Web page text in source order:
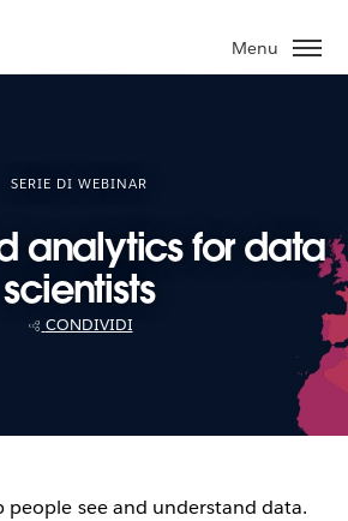
Menu
SERIE DI WEBINAR
analytics for data
scientists
CONDIVIDI
people see and understand data.